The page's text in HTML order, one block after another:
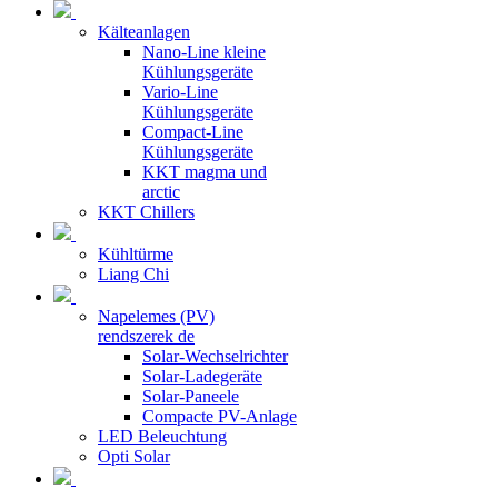
Kälteanlagen
Nano-Line kleine
Kühlungsgeräte
Vario-Line
Kühlungsgeräte
Compact-Line
Kühlungsgeräte
KKT magma und
arctic
KKT Chillers
Kühltürme
Liang Chi
Napelemes (PV)
rendszerek de
Solar-Wechselrichter
Solar-Ladegeräte
Solar-Paneele
Compacte PV-Anlage
LED Beleuchtung
Opti Solar